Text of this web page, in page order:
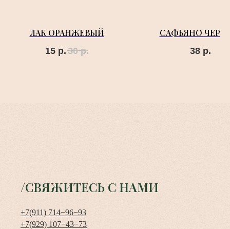
ЛАК ОРАНЖЕВЫЙ
15 р.30 р.
САФЬЯНО
38 р.
/СВЯЖИТЕСЬ С НАМИ
+7(911) 714−96−93
+7(929) 107−43−73